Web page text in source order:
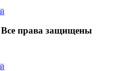
права защищены